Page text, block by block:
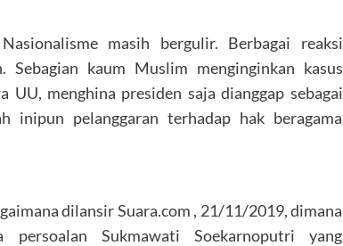
masih bergulir. Berbagai reaksi
kaum Muslim menginginkan kasus
UU, menghina presiden saja dianggap sebagai
inipun pelanggaran terhadap hak beragama
dilansir Suara.com , 21/11/2019, dimana
Sukmawati Soekarnoputri yang